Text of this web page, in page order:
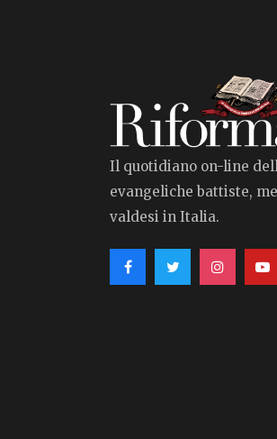
Il quotidiano on-line
evangeliche battiste,
valdesi in Italia.